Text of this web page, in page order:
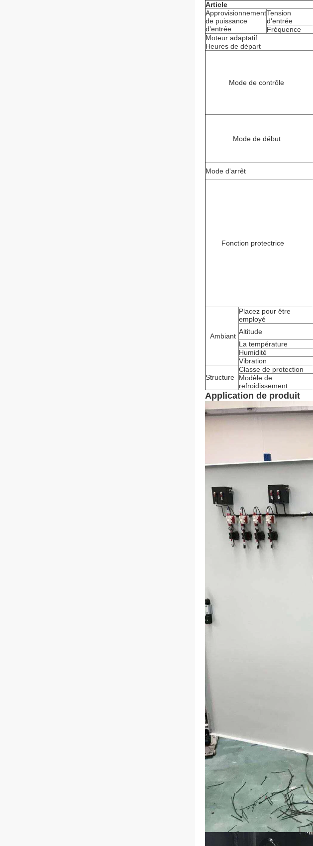
Article
Approvisionnement
de puissance
d'entrée
Tension
d'entrée
Fréquence
Moteur adaptatif
Heures de départ
Mode de contrôle
Mode de début
Mode d'arrêt
Fonction protectrice
Ambiant
Placez pour être
employé
Altitude
La température
Humidité
Vibration
Structure
Classe de protection
Modèle de
refroidissement
Application de produit